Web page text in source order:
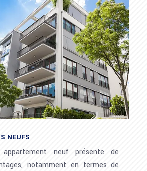
NEUFS
appartement neuf présente de
notamment en termes de